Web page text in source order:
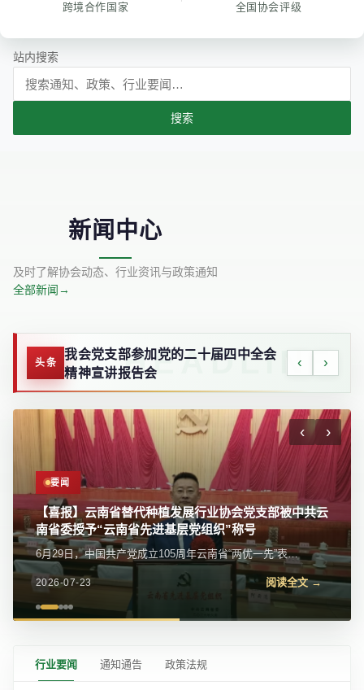
跨境合作国家 全国协会评级
站内搜索
搜索
新闻中心
及时了解协会动态、行业资讯与政策通知
全部新闻 →
头条
我会党支部参加党的二十届四中全会
精神宣讲报告会
‹ ›
要闻
【喜报】云南省替代种植发展行业协会党支部被中共云
南省委授予“云南省先进基层党组织”称号
6月29日，中国共产党成立105周年云南省“两优一先”表彰
大会在昆明隆重举行。云南省替代种植发展行业协会党支
部被中共云南省委授予“云南省先进基层...
2026-07-23 阅读全文 →
要闻
我会党支部参加党的二十届四中全会精神宣讲报告会
近日，我会党支部参加金碧街道党工委举办的学习贯彻党
的二十届四中全会精神宣讲报告会。区委宣传部常务副部
长、区委网信办主任苏学峰带队宣讲，社区党委、...
2026-07-23 阅读全文 →
‹ ›
行业要闻 通知通告 政策法规